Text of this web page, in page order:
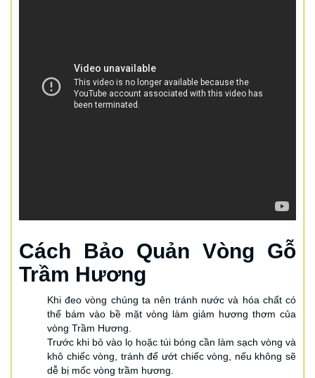
Cách Bảo Quản Vòng Gỗ
Trầm Hương
Khi đeo vòng chúng ta nên tránh nước và hóa chất có
thể bám vào bề mặt vòng làm giảm hương thơm của
vòng Trầm Hương.
Trước khi bỏ vào lọ hoặc túi bóng cần làm sạch vòng và
khô chiếc vòng, tránh để ướt chiếc vòng, nếu không sẽ
dễ bị mốc vòng trầm hương.